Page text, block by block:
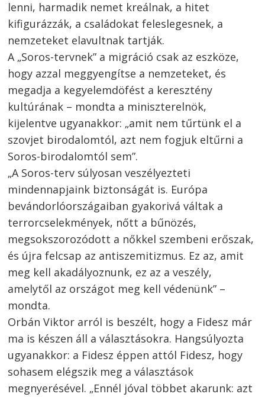
lenni, harmadik nemet kreálnak, a hitet
kifigurázzák, a családokat feleslegesnek, a
nemzeteket elavultnak tartják.
A „Soros-tervnek” a migráció csak az eszköze,
hogy azzal meggyengítse a nemzeteket, és
megadja a kegyelemdöfést a keresztény
kultúrának – mondta a miniszterelnök,
kijelentve ugyanakkor: „amit nem tűrtünk el a
szovjet birodalomtól, azt nem fogjuk eltűrni a
Soros-birodalomtól sem”.
„A Soros-terv súlyosan veszélyezteti
mindennapjaink biztonságát is. Európa
bevándorlóországaiban gyakorivá váltak a
terrorcselekmények, nőtt a bűnözés,
megsokszorozódott a nőkkel szembeni erőszak,
és újra felcsap az antiszemitizmus. Ez az, amit
meg kell akadályoznunk, ez az a veszély,
amelytől az országot meg kell védenünk” –
mondta.
Orbán Viktor arról is beszélt, hogy a Fidesz már
ma is készen áll a választásokra. Hangsúlyozta
ugyanakkor: a Fidesz éppen attól Fidesz, hogy
sohasem elégszik meg a választások
megnyerésével. „Ennél jóval többet akarunk: azt